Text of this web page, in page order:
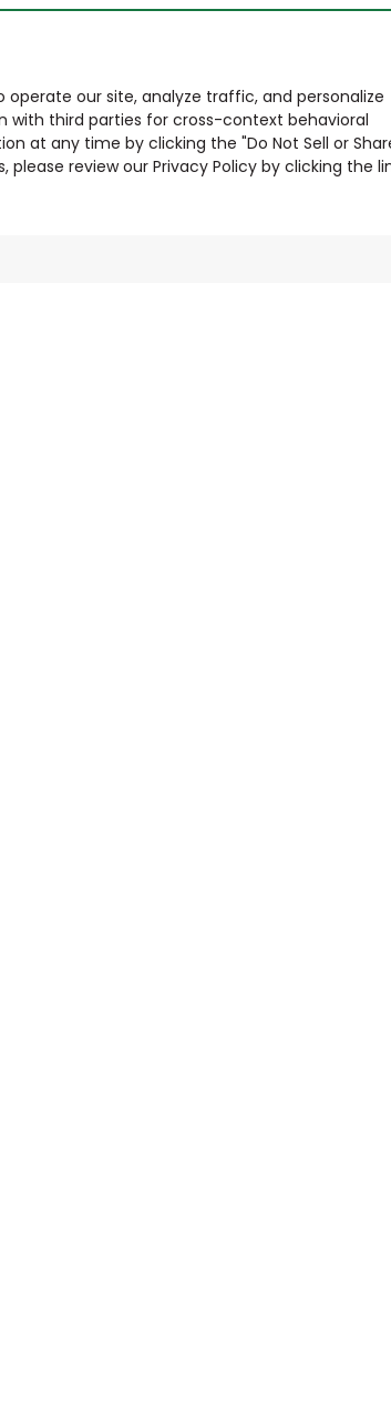
our site, analyze traffic, and personalize
with third parties for cross-context behavioral
at any time by clicking the "Do Not Sell or
review our Privacy Policy by clicking the